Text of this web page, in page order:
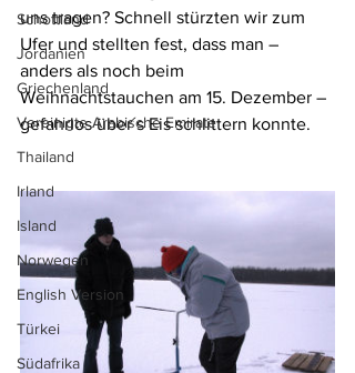
Schottland
Jordanien
Griechenland
Vereinigte Arabische Emirate
Thailand
Irland
Island
Norwegen
English Version
Türkei
Südafrika
uns tragen? Schnell stürzten wir zum
Ufer und stellten fest, dass man –
anders als noch beim
Weihnachtstauchen am 15. Dezember –
gefahrlos über´s Eis schlittern konnte.